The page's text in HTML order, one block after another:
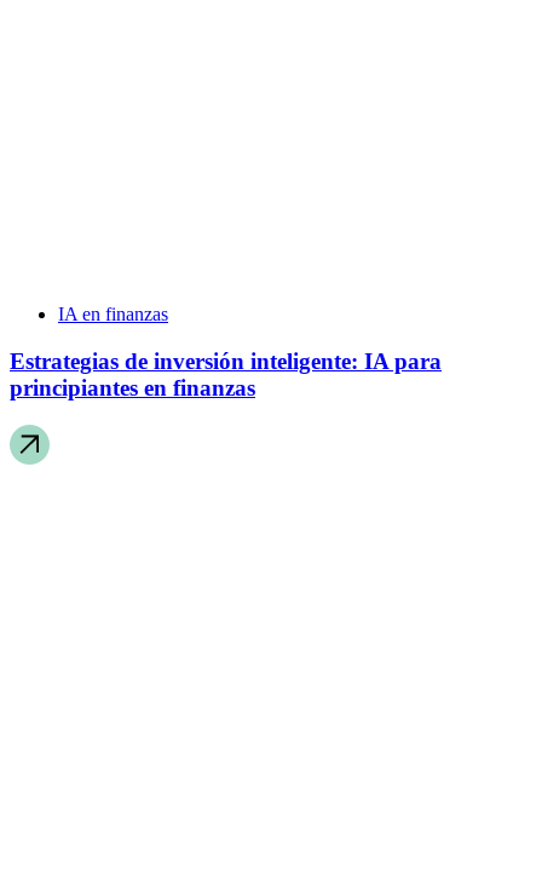
IA en finanzas
Estrategias de inversión inteligente: IA para
principiantes en finanzas